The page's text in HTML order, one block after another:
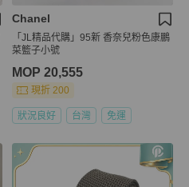
Chanel
「JL精品代購」95新 香奈兒粉色康鵬
菜籃子小號
MOP 20,555
現折 200
狀況良好 台灣 免運